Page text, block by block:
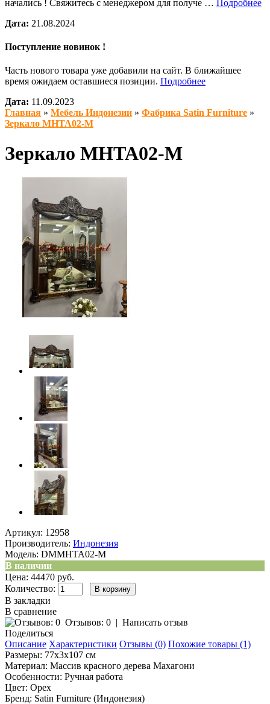
начались ! Свяжитесь с менеджером для получе …
Подробнее
Дата: 21.08.2024
Поступление новинок !
Часть нового товара уже добавили на сайт. В ближайшее
время ожидаем оставшиеся позиции. Подробнее
Дата: 11.09.2023
Главная » Мебель Индонезии » Фабрика Satin Furniture »
Зеркало MHTA02-M
Зеркало MHTA02-M
Артикул: 12958
Производитель: Индонезия
Модель: DMMHTA02-M
В наличии
Цена: 44470 руб.
Количество:
В закладки
В сравнение
Отзывов: 0 | Написать отзыв
Поделиться
Описание Характеристики Отзывы (0) Похожие товары (1)
Размеры: 77x3x107 см
Материал: Массив красного дерева Махагони
Особенности: Ручная работа
Цвет: Орех
Бренд: Satin Furniture (Индонезия)